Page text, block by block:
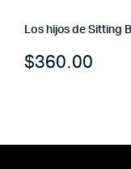
Los hijos de Sitting
$360.00